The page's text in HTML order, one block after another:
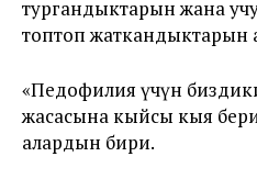
тургандыктарын жана
топтоп жаткандыктарын
«Педофилия үчүн
жасасына кыйсы кыя
алардын бири.